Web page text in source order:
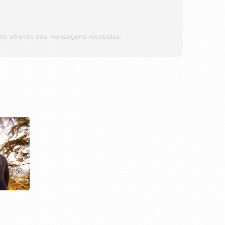
através das mensagens recebidas.